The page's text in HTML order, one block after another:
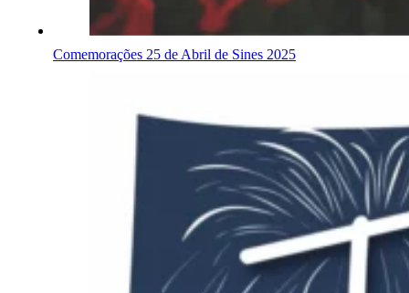
Comemorações 25 de Abril de Sines 2025